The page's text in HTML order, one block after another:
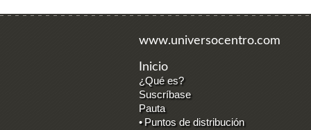
www.universocentro.com
Inicio
¿Qué es?
Suscríbase
Pauta
• Puntos de distribución